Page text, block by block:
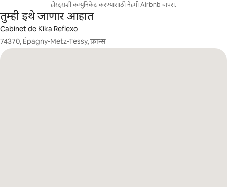
होस्ट्सशी कम्युनिकेट करण्यासाठी नेहमी Airbnb वापरा.
तुम्ही इथे जाणार आहात
Cabinet de Kika Reflexo
74370, Épagny-Metz-Tessy, फ्रान्स